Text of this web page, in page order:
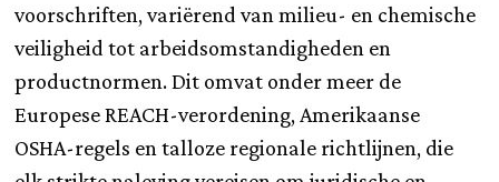
voorschriften, variërend van milieu- en chemische
veiligheid tot arbeidsomstandigheden en
productnormen. Dit omvat onder meer de
Europese REACH-verordening, Amerikaanse
OSHA-regels en talloze regionale richtlijnen, die